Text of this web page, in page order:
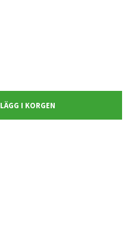
LÄGG I KORGEN